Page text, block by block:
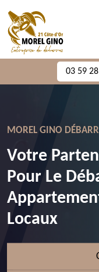
03 59
MOREL GINO
Votre
Pour Le
Locaux